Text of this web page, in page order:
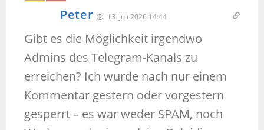
Peter 13. Juli 2026 14:44
Gibt es die Möglichkeit irgendwo
Admins des Telegram-Kanals zu
erreichen? Ich wurde nach nur einem
Kommentar gestern oder vorgestern
gesperrt – es war weder SPAM, noch